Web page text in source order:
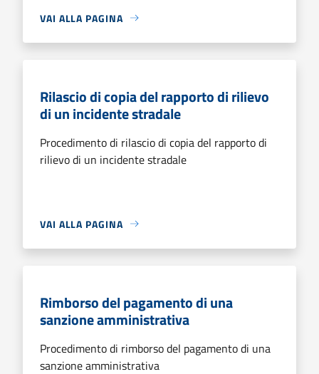
VAI ALLA PAGINA
Rilascio di copia del rapporto di rilievo
di un incidente stradale
Procedimento di rilascio di copia del rapporto di
rilievo di un incidente stradale
VAI ALLA PAGINA
Rimborso del pagamento di una
sanzione amministrativa
Procedimento di rimborso del pagamento di una
sanzione amministrativa